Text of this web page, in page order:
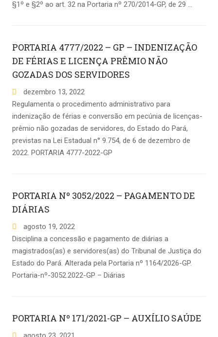
§1º e §2º ao art. 32 na Portaria nº 270/2014-GP, de 29 …
PORTARIA 4777/2022 – GP – INDENIZAÇÃO
DE FÉRIAS E LICENÇA PRÊMIO NÃO
GOZADAS DOS SERVIDORES
dezembro 13, 2022
Regulamenta o procedimento administrativo para
indenização de férias e conversão em pecúnia de licenças-
prêmio não gozadas de servidores, do Estado do Pará,
previstas na Lei Estadual n° 9.754, de 6 de dezembro de
2022. PORTARIA 4777-2022-GP
PORTARIA Nº 3052/2022 – PAGAMENTO DE
DIÁRIAS
agosto 19, 2022
Disciplina a concessão e pagamento de diárias a
magistrados(as) e servidores(as) do Tribunal de Justiça do
Estado do Pará. Alterada pela Portaria nº 1164/2026-GP.
Portaria-nº-3052.2022-GP – Diárias
PORTARIA Nº 171/2021-GP – AUXÍLIO SAÚDE